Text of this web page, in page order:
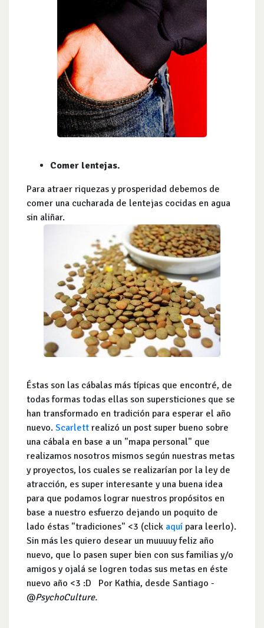
Comer lentejas.
Para atraer riquezas y prosperidad debemos de
comer una cucharada de lentejas cocidas en agua
sin aliñar.
Éstas son las cábalas más típicas que encontré, de
todas formas todas ellas son supersticiones que se
han transformado en tradición para esperar el año
nuevo. Scarlett realizó un post super bueno sobre
una cábala en base a un "mapa personal" que
realizamos nosotros mismos según nuestras metas
y proyectos, los cuales se realizarían por la ley de
atracción, es super interesante y una buena idea
para que podamos lograr nuestros propósitos en
base a nuestro esfuerzo dejando un poquito de
lado éstas "tradiciones" <3 (click aquí para leerlo).
Sin más les quiero desear un muuuuy feliz año
nuevo, que lo pasen super bien con sus familias y/o
amigos y ojalá se logren todas sus metas en éste
nuevo año <3 :D Por Kathia, desde Santiago -
@PsychoCulture.